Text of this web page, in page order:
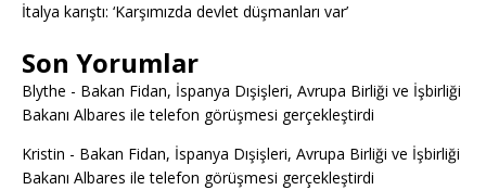
İtalya karıştı: ‘Karşımızda devlet düşmanları var’
Son Yorumlar
Blythe - Bakan Fidan, İspanya Dışişleri, Avrupa Birliği ve İşbirliği
Bakanı Albares ile telefon görüşmesi gerçekleştirdi
Kristin - Bakan Fidan, İspanya Dışişleri, Avrupa Birliği ve İşbirliği
Bakanı Albares ile telefon görüşmesi gerçekleştirdi